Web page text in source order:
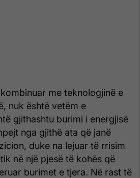
me teknologjinë e
nuk është vetëm e
gjithashtu burimi i energjisë
nga gjithë ata që janë
duke na lejuar të rrisim
në një pjesë të kohës që
burimet e tjera. Në rast të